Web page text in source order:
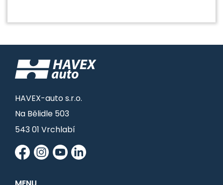
HAVEX-auto s.r.o.
Na Bělidle 503
543 01 Vrchlabí